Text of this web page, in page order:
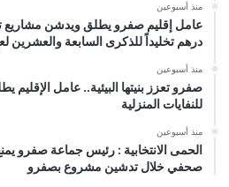
منذ أسبوعين
درهم تخليداً للذكرى السابعة والعشرين
منذ أسبوعين
صفرو تعزز بنيتها البيئية.. عامل
للنفايات المنزلية
منذ أسبوعين
الحمى الانتخابية : رئيس جماعة صفرو
صحفي خلال تدشين مشروع بصفرو